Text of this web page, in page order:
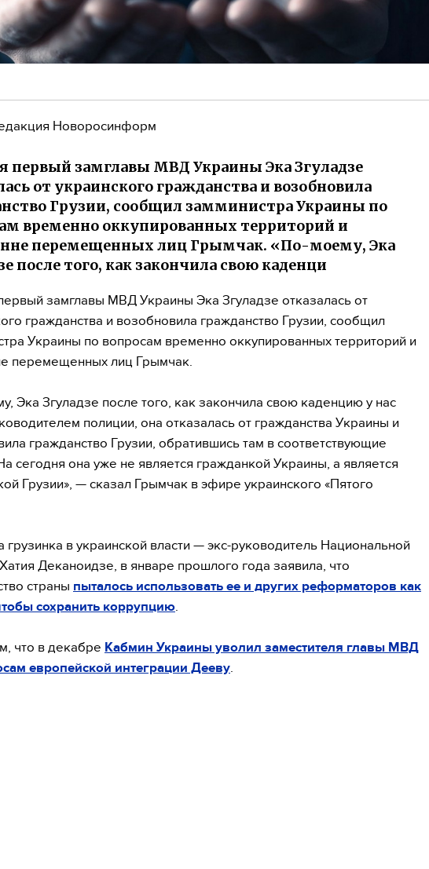
Новоросинформ
первый замглавы МВД Украины Эка Згуладзе
от украинского гражданства и возобновила
Грузии, сообщил замминистра Украины по
временно оккупированных территорий и
перемещенных лиц Грымчак. «По-моему, Эка
после того, как закончила свою каденци
замглавы МВД Украины Эка Згуладзе отказалась от
гражданства и возобновила гражданство Грузии, сообщил
Украины по вопросам временно оккупированных территорий и
перемещенных лиц Грымчак.
Эка Згуладзе после того, как закончила свою каденцию у нас
полиции, она отказалась от гражданства Украины и
гражданство Грузии, обратившись там в соответствующие
сегодня она уже не является гражданкой Украины, а является
Грузии», — сказал Грымчак в эфире украинского «Пятого
в украинской власти — экс-руководитель Национальной
Деканоидзе, в январе прошлого года заявила, что
страны пыталось использовать ее и других реформаторов как
сохранить коррупцию
что в декабре Кабмин Украины уволил заместителя главы МВД
европейской интеграции Дееву